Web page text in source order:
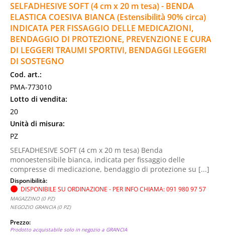
SELFADHESIVE SOFT (4 cm x 20 m tesa) - BENDA
ELASTICA COESIVA BIANCA (Estensibilità 90% circa)
INDICATA PER FISSAGGIO DELLE MEDICAZIONI,
BENDAGGIO DI PROTEZIONE, PREVENZIONE E CURA
DI LEGGERI TRAUMI SPORTIVI, BENDAGGI LEGGERI
DI SOSTEGNO
Cod. art.:
PMA-773010
Lotto di vendita:
20
Unità di misura:
PZ
SELFADHESIVE SOFT (4 cm x 20 m tesa) Benda
monoestensibile bianca, indicata per fissaggio delle
compresse di medicazione, bendaggio di protezione su [...]
Disponibilità:
DISPONIBILE SU ORDINAZIONE - PER INFO CHIAMA: 091 980 97 57
MAGAZZINO (0 PZ)
NEGOZIO GRANCIA (0 PZ)
Prezzo:
Prodotto acquistabile solo in negozio a GRANCIA